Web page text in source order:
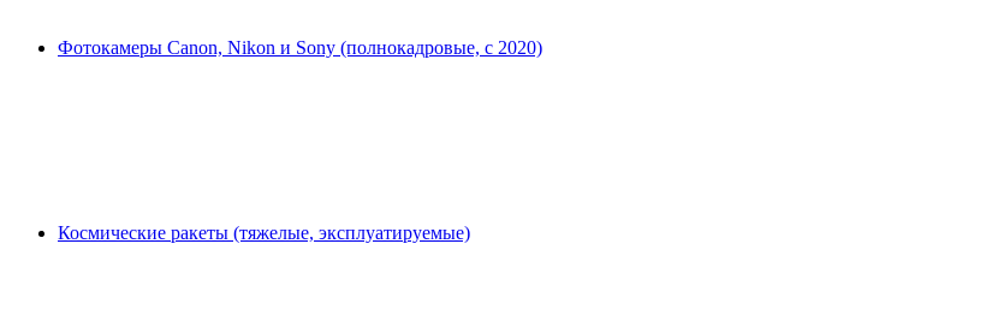
Фотокамеры Canon, Nikon и Sony (полнокадровые, с 2020)
Космические ракеты (тяжелые, эксплуатируемые)